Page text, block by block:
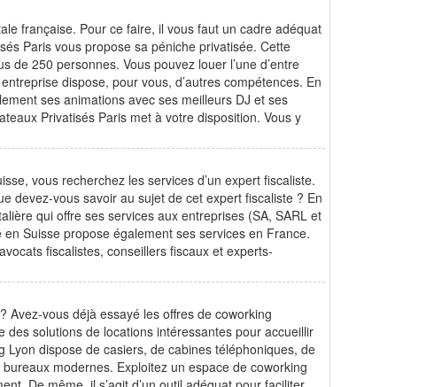
française. Pour ce faire, il vous faut un cadre adéquat
Paris vous propose sa péniche privatisée. Cette
250 personnes. Vous pouvez louer l’une d’entre
dispose, pour vous, d’autres compétences. En
ses animations avec ses meilleurs DJ et ses
Privatisés Paris met à votre disposition. Vous y
vous recherchez les services d’un expert fiscaliste.
devez-vous savoir au sujet de cet expert fiscaliste ? En
qui offre ses services aux entreprises (SA, SARL et
Suisse propose également ses services en France.
fiscalistes, conseillers fiscaux et experts-
Avez-vous déjà essayé les offres de coworking
solutions de locations intéressantes pour accueillir
Lyon dispose de casiers, de cabines téléphoniques, de
modernes. Exploitez un espace de coworking